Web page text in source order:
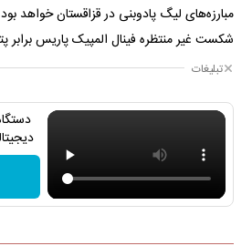
مبارزه‌های لیگ پادوبنی در قزاقستان خواهد
شکست غیر منتظره فینال المپیک پاریس برابر
تبلیغات